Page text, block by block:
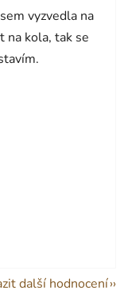
vyzvedla na
na kola, tak se
další hodnocení